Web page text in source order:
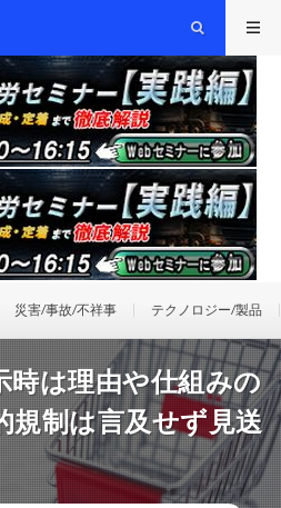
災害/事故/不祥事 テクノロジー/製品
時は理由や仕組みの
規制は言及せず見送